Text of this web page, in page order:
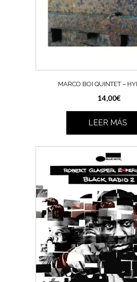
MARCO BOI QUINTET –
14,00€
LEER MÁS